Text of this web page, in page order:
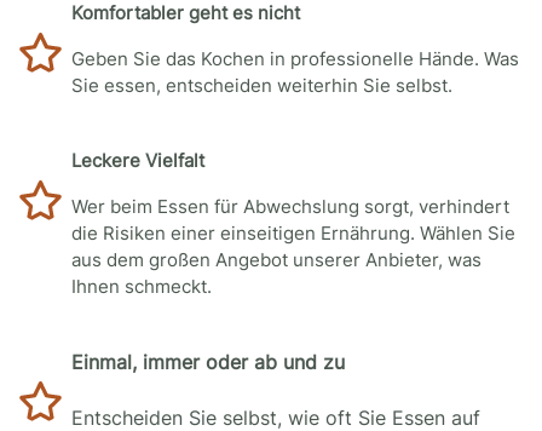
Komfortabler geht es nicht
Geben Sie das Kochen in professionelle Hände. Was
Sie essen, entscheiden weiterhin Sie selbst.
Leckere Vielfalt
Wer beim Essen für Abwechslung sorgt, verhindert
die Risiken einer einseitigen Ernährung. Wählen Sie
aus dem großen Angebot unserer Anbieter, was
Ihnen schmeckt.
Einmal, immer oder ab und zu
Entscheiden Sie selbst, wie oft Sie Essen auf